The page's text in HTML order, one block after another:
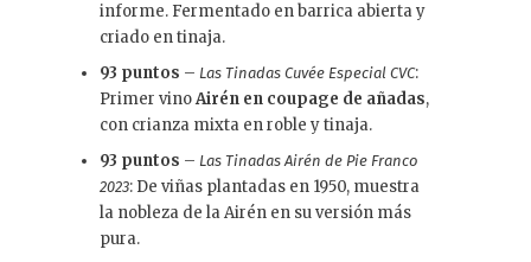
informe. Fermentado en barrica abierta y
criado en tinaja.
93 puntos – Las Tinadas Cuvée Especial CVC:
Primer vinoAirén en coupage de añadas,
con crianza mixta en roble y tinaja.
93 puntos – Las Tinadas Airén de Pie Franco
2023: De viñas plantadas en 1950, muestra
la nobleza de la Airén en su versión más
pura.